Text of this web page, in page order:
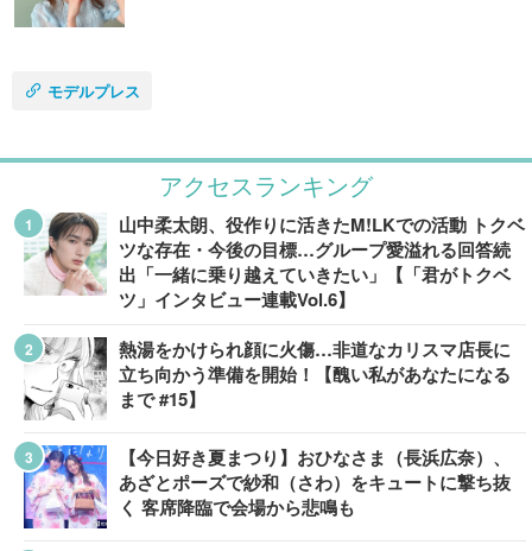
モデルプレス
アクセスランキング
山中柔太朗、役作りに活きたM!LKでの活動 トクベ
ツな存在・今後の目標…グループ愛溢れる回答続
出「一緒に乗り越えていきたい」【「君がトクベ
ツ」インタビュー連載Vol.6】
熱湯をかけられ顔に火傷…非道なカリスマ店長に
立ち向かう準備を開始！【醜い私があなたになる
まで #15】
【今日好き夏まつり】おひなさま（長浜広奈）、
あざとポーズで紗和（さわ）をキュートに撃ち抜
く 客席降臨で会場から悲鳴も